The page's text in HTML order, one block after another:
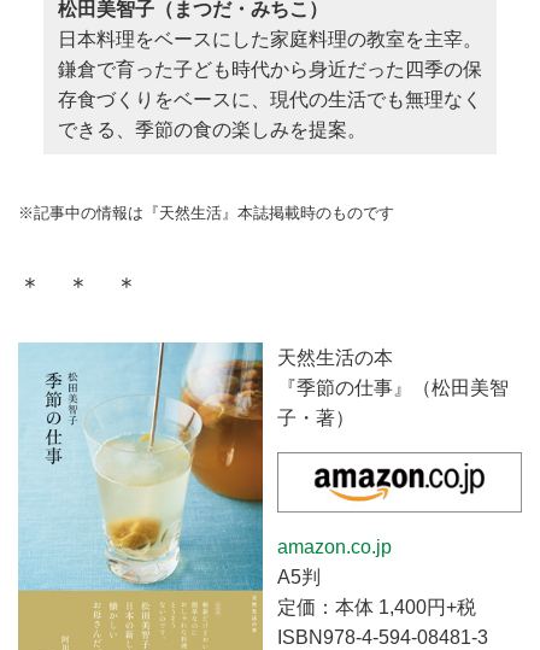
松田美智子（まつだ・みちこ）
日本料理をベースにした家庭料理の教室を主宰。
鎌倉で育った子ども時代から身近だった四季の保
存食づくりをベースに、現代の生活でも無理なく
できる、季節の食の楽しみを提案。
※記事中の情報は『天然生活』本誌掲載時のものです
＊ ＊ ＊
天然生活の本
『季節の仕事』（松田美智
子・著）
amazon.co.jp
A5判
定価：本体 1,400円+税
ISBN978-4-594-08481-3